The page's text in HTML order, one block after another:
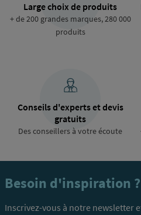
Large choix de produits
+ de 200 grandes marques, 280 000
produits
Conseils d'experts et devis
gratuits
Des conseillers à votre écoute
Besoin d'inspiration ?
Inscrivez-vous à notre newsletter